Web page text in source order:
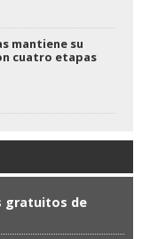
mantiene su
cuatro etapas
gratuitos de